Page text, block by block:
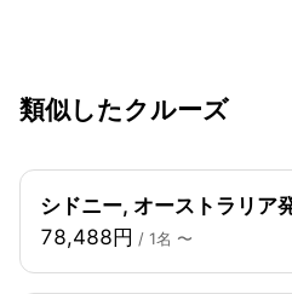
類似したクルーズ
シドニー, オーストラリア
78,488円 / 1名 〜